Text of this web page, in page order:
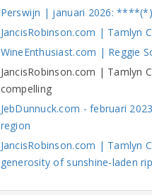
Perswijn | januari 2026:
JancisRobinson.com | Tamlyn
WineEnthusiast.com | Reggie
JancisRobinson.com | Tamlyn
compelling
JebDunnuck.com - februari
region
JancisRobinson.com | Tamlyn
generosity of sunshine-laden